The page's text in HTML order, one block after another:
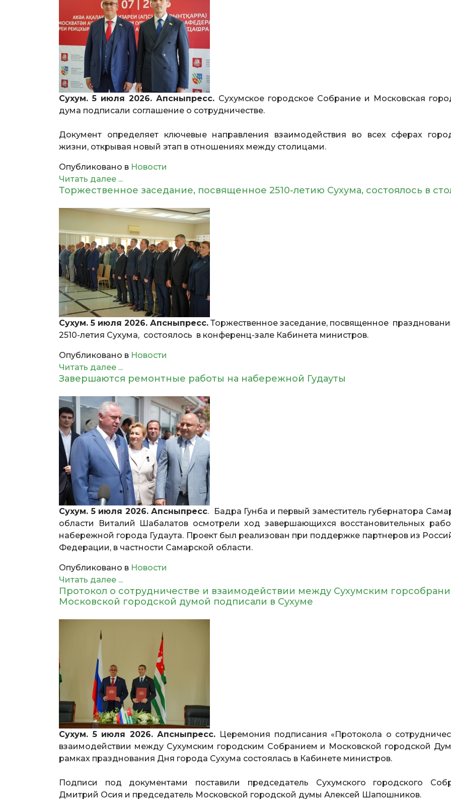
Сухум. 5 июля 2026. Апсныпресс. Сухумское городское Собрание и Московская
дума подписали соглашение о сотрудничестве.
Документ определяет ключевые направления взаимодействия во всех сферах
жизни, открывая новый этап в отношениях между столицами.
Опубликовано в Новости
Читать далее ...
Торжественное заседание, посвященное 2510-летию Сухума, состоялось в
Сухум. 5 июля 2026. Апсныпресс. Торжественное заседание, посвященное
2510-летия Сухума, состоялось в конференц-зале Кабинета министров.
Опубликовано в Новости
Читать далее ...
Завершаются ремонтные работы на набережной Гудауты
Сухум. 5 июля 2026. Апсныпресс. Бадра Гунба и первый заместитель губернатора
области Виталий Шабалатов осмотрели ход завершающихся восстановительных
набережной города Гудаута. Проект был реализован при поддержке партнеров из
Федерации, в частности Самарской области.
Опубликовано в Новости
Читать далее ...
Протокол о сотрудничестве и взаимодействии между Сухумским
Московской городской думой подписали в Сухуме
Сухум. 5 июля 2026. Апсныпресс. Церемония подписания «Протокола о
взаимодействии между Сухумским городским Собранием и Московской городской
рамках празднования Дня города Сухума состоялась в Кабинете министров.
Подписи под документами поставили председатель Сухумского городского
Дмитрий Осия и председатель Московской городской думы Алексей Шапошников.